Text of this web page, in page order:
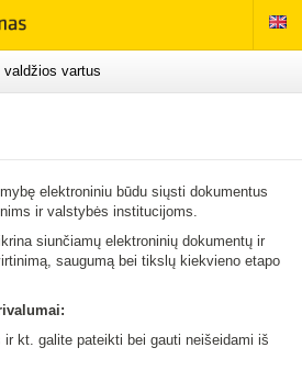
valdžios vartus
elektroniniu būdu siųsti dokumentus
ir valstybės institucijoms.
siunčiamų elektroninių dokumentų ir
saugumą bei tikslų kiekvieno etapo
ir kt. galite pateikti bei gauti neišeidami iš